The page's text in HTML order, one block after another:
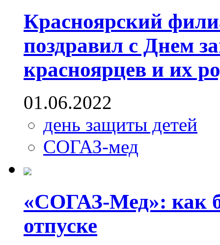
Красноярский
поздравил с Днем
красноярцев и их
01.06.2022
день защиты детей
СОГАЗ-мед
«СОГАЗ-Мед»: как
отпуске